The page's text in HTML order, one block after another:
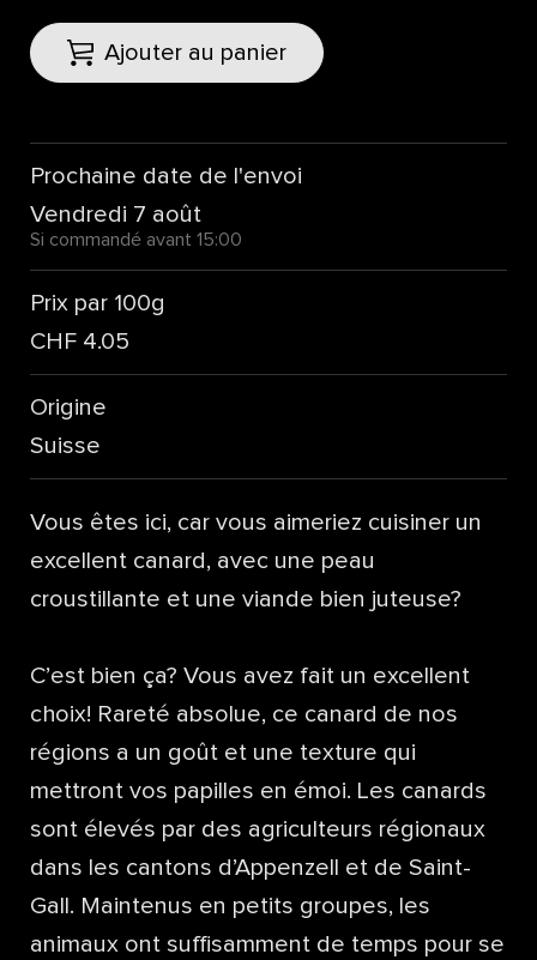
Ajouter au panier
Prochaine date de l'envoi
Vendredi 7 août
Si commandé avant 15:00
Prix par 100g
CHF 4.05
Origine
Suisse
Vous êtes ici, car vous aimeriez cuisiner un
excellent canard, avec une peau
croustillante et une viande bien juteuse?
C’est bien ça? Vous avez fait un excellent
choix! Rareté absolue, ce canard de nos
régions a un goût et une texture qui
mettront vos papilles en émoi. Les canards
sont élevés par des agriculteurs régionaux
dans les cantons d’Appenzell et de Saint-
Gall. Maintenus en petits groupes, les
animaux ont suffisamment de temps pour se